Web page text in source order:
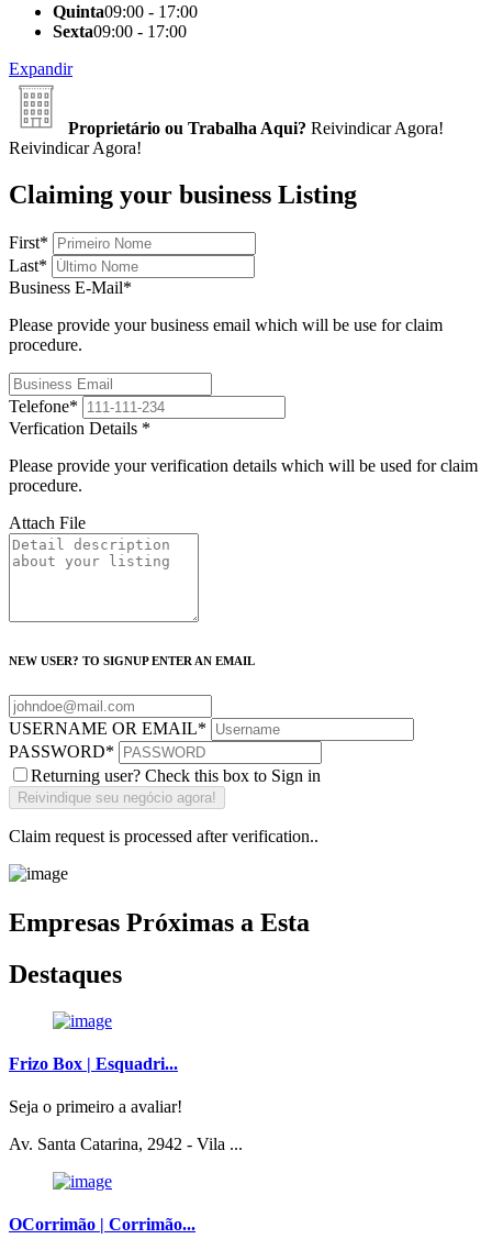
Quinta09:00 - 17:00
Sexta09:00 - 17:00
Expandir
Proprietário ou Trabalha Aqui? Reivindicar Agora!
Reivindicar Agora!
Claiming your business Listing
First*
Last*
Business E-Mail*
Please provide your business email which will be use for claim
procedure.
Telefone*
Verfication Details *
Please provide your verification details which will be used for claim
procedure.
Attach File
NEW USER? TO SIGNUP ENTER AN EMAIL
USERNAME OR EMAIL*
PASSWORD*
Returning user? Check this box to Sign in
Claim request is processed after verification..
Empresas Próximas a Esta
Destaques
Frizo Box | Esquadri...
Seja o primeiro a avaliar!
Av. Santa Catarina, 2942 - Vila ...
OCorrimão | Corrimão...